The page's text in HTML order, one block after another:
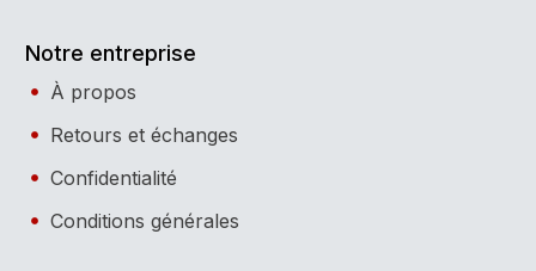
Notre entreprise
À propos
Retours et échanges
Confidentialité
Conditions générales